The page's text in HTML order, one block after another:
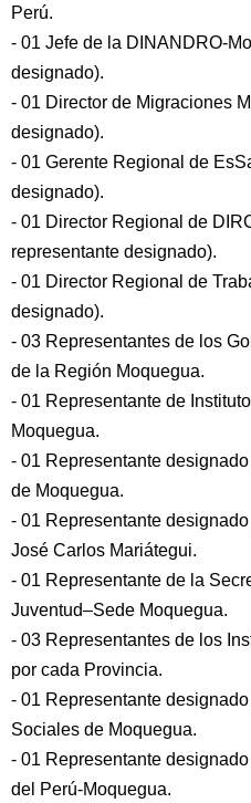
Perú.
- 01 Jefe de la DINANDRO-
designado).
- 01 Director de Migraciones
designado).
- 01 Gerente Regional de
designado).
- 01 Director Regional de
representante designado).
- 01 Director Regional de
designado).
- 03 Representantes de los
de la Región Moquegua.
- 01 Representante de
Moquegua.
- 01 Representante
de Moquegua.
- 01 Representante
José Carlos Mariátegui.
- 01 Representante de la
Juventud–Sede Moquegua.
- 03 Representantes de los
por cada Provincia.
- 01 Representante
Sociales de Moquegua.
- 01 Representante
del Perú-Moquegua.